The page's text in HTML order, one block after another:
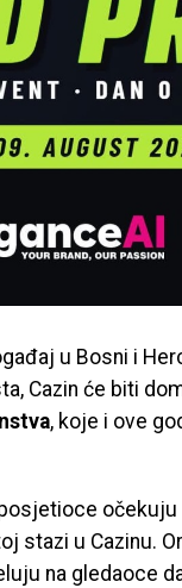
u Bosni i
Cazin će biti
, koje i ove
stazi u Cazinu.
na gledaoce